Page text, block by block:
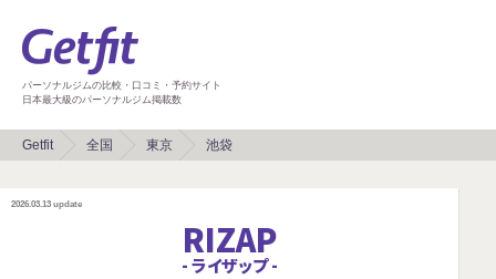
パーソナルジムの比較・口コミ・予約サイト
日本最大級のパーソナルジム掲載数
Getfit 全国 東京 池袋
2026.03.13 update
RIZAP
- ライザップ -